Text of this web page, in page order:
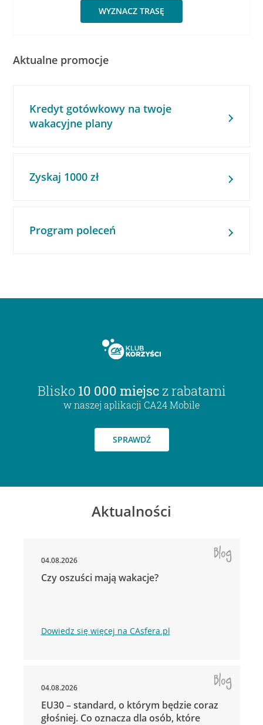
WYZNACZ TRASĘ
Aktualne promocje
Kredyt gotówkowy na twoje
wakacyjne plany
Zyskaj 1000 zł
Program poleceń
Blisko 10 000 miejsc z rabatami
w naszej aplikacji CA24 Mobile
SPRAWDŹ
Aktualności
04.08.2026
Czy oszuści mają wakacje?
Dowiedz się więcej na CAsfera.pl
04.08.2026
EU30 – standard, o którym będzie coraz
głośniej. Co oznacza dla osób, które